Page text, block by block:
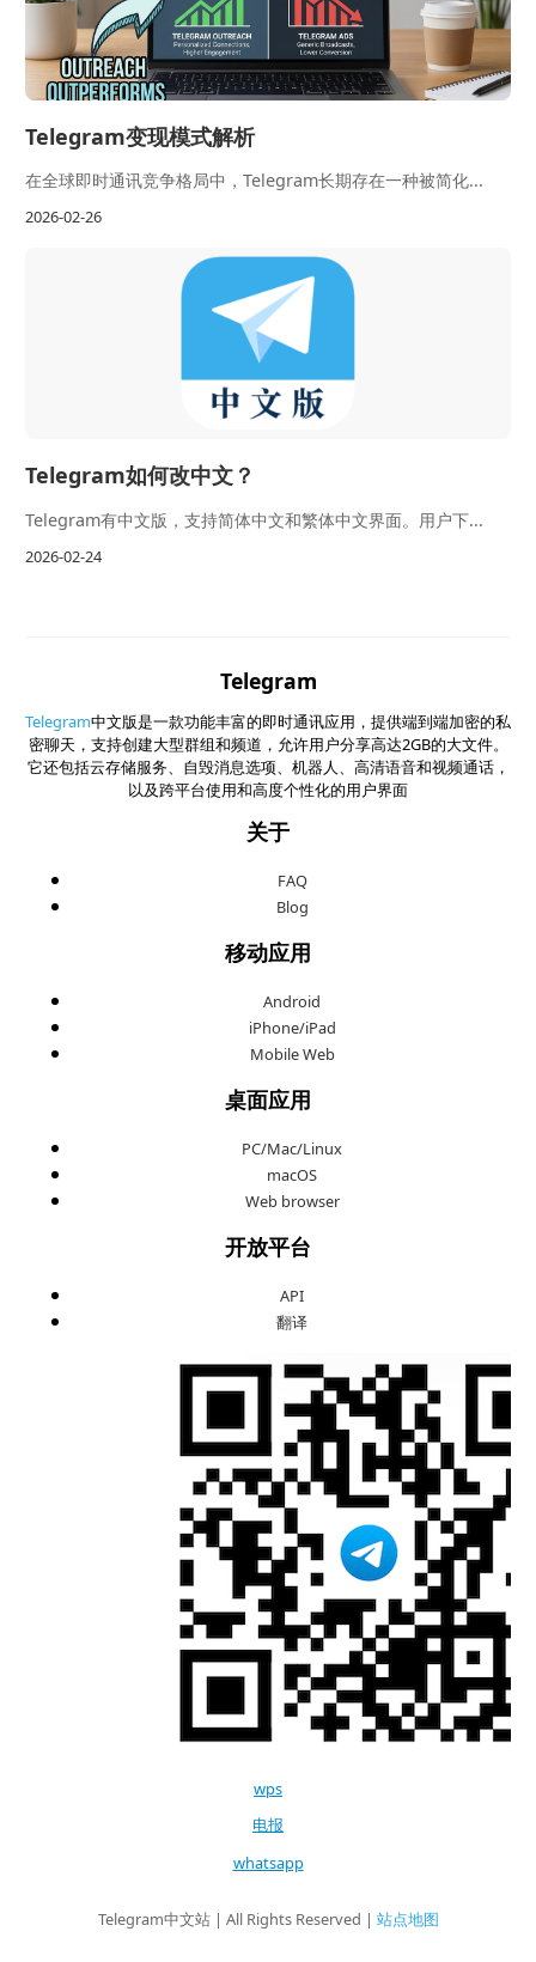
Telegram变现模式解析
在全球即时通讯竞争格局中，Telegram长期存在一种被简化...
2026-02-26
Telegram如何改中文？
Telegram有中文版，支持简体中文和繁体中文界面。用户下...
2026-02-24
Telegram
Telegram中文版是一款功能丰富的即时通讯应用，提供端到端加密的私
密聊天，支持创建大型群组和频道，允许用户分享高达2GB的大文件。
它还包括云存储服务、自毁消息选项、机器人、高清语音和视频通话，
以及跨平台使用和高度个性化的用户界面
关于
FAQ
Blog
移动应用
Android
iPhone/iPad
Mobile Web
桌面应用
PC/Mac/Linux
macOS
Web browser
开放平台
API
翻译
wps
电报
whatsapp
Telegram中文站 | All Rights Reserved | 站点地图